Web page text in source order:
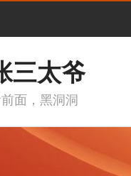
三太爷
面，黑洞洞